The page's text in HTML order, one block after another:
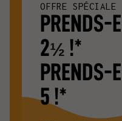
OFFRE SPÉCIALE
PRENDS-
2½ !*
PRENDS-
5 !*